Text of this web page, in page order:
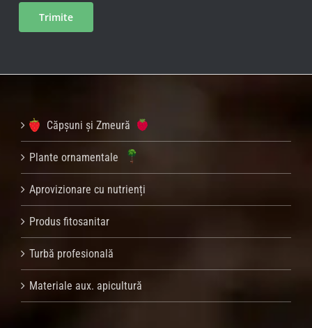
Căpșuni și Zmeură
Plante ornamentale
Aprovizionare cu nutrienți
Produs fitosanitar
Turbă profesională
Materiale aux. apicultură